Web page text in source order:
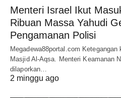
Menteri Israel Ikut
Ribuan Massa Yahudi
Pengamanan Polisi
Megadewa88portal.com
Masjid Al-Aqsa. Menteri Keamanan
dilaporkan…
2 minggu ago